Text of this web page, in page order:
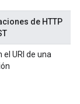
de HTTP
el URI de una